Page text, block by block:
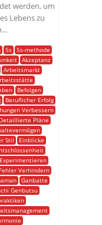
werden, um
Lebens zu
5s 5s-methode
Akzeptanz
Arbeitsmarkt
Befolgen
Beruflicher Erfolg
Verbessern
Detaillierte Pläne
Stil
Einblicke
Experimentieren
Fehler Verhindern
Ganbatte
Genbutsu